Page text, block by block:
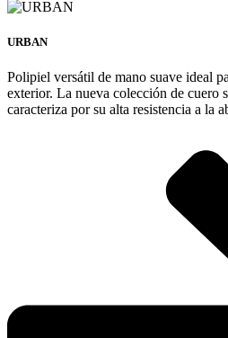
URBAN
Polipiel versátil de mano suave ideal
exterior. La nueva colección de cuero
caracteriza por su alta resistencia a la